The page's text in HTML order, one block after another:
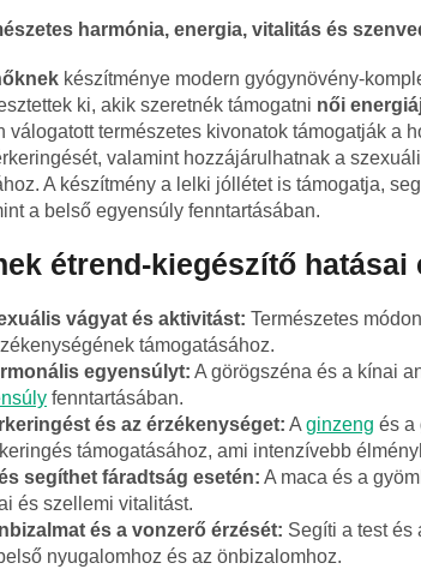
harmónia, energia, vitalitás és
készítménye modern gyógynövény-
ki, akik szeretnék támogatni női
válogatott természetes kivonatok támogatják a
valamint hozzájárulhatnak a
A készítmény a lelki jóllétet is támogatja,
a belső egyensúly fenntartásában.
étrend-kiegészítő hatásai
vágyat és aktivitást: Természetes
támogatásához.
egyensúlyt: A görögszéna és a kínai
fenntartásában.
és az érzékenységet: A ginzeng és a
támogatásához, ami intenzívebb
segíthet fáradtság esetén: A maca és a
és szellemi vitalitást.
és a vonzerő érzését: Segíti a test és
nyugalomhoz és az önbizalomhoz.